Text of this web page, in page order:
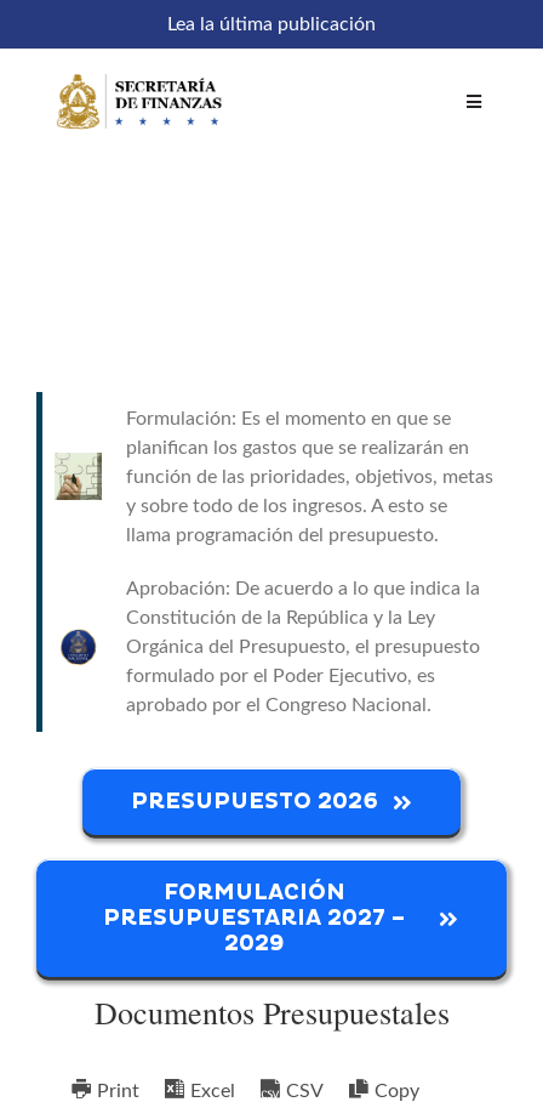
contenido
Lea la última publicación
Toggle
SEFIN en líneaFormulación: Es el momento en que se
planifican los gastos que se realizarán en
función de las prioridades, objetivos, metas
y sobre todo de los ingresos. A esto se
llama programación del presupuesto.
Aprobación: De acuerdo a lo que indica la
Constitución de la República y la Ley
Orgánica del Presupuesto, el presupuesto
formulado por el Poder Ejecutivo, es
aprobado por el Congreso Nacional.
PRESUPUESTO 2026
FORMULACIÓN
PRESUPUESTARIA 2027 –
2029
Documentos Presupuestales
Print Excel CSV
Copy